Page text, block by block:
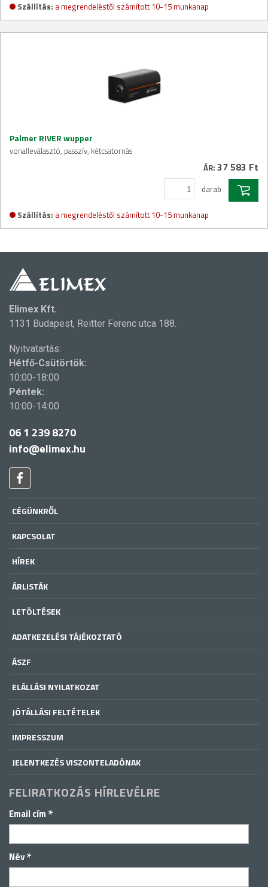
Szállítás: a megrendeléstől számított 10-15 munkanap
Palmer RIVER wupper
vonalleválasztó, passzív, kétcsatornás
ÁR: 37 583 Ft
darab
Szállítás: a megrendeléstől számított 10-15 munkanap
Elimex Kft.
1131 Budapest, Reitter Ferenc utca 188.
Nyitvatartás:
Hétfő-Csütörtök:
10:00-18:00
Péntek:
10:00-14:00
06 1 239 8270
info@elimex.hu
CÉGÜNKRŐL
KAPCSOLAT
HÍREK
ÁRLISTÁK
LETÖLTÉSEK
ADATKEZELÉSI TÁJÉKOZTATÓ
ÁSZF
ELÁLLÁSI NYILATKOZAT
JÓTÁLLÁSI FELTÉTELEK
IMPRESSZUM
JELENTKEZÉS VISZONTELADÓNAK
FELIRATKOZÁS HÍRLEVÉLRE
Email cím *
Név*